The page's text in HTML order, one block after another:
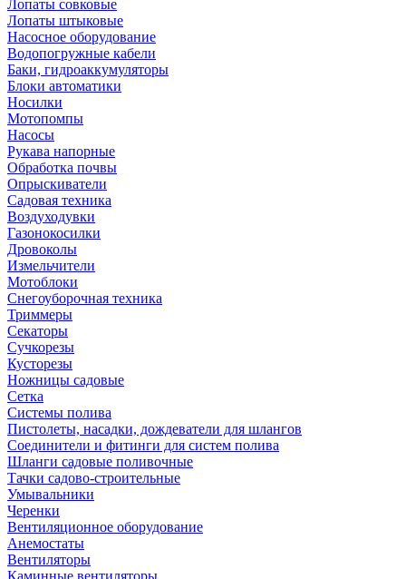
Лопаты совковые
Лопаты штыковые
Насосное оборудование
Водопогружные кабели
Баки, гидроаккумуляторы
Блоки автоматики
Носилки
Мотопомпы
Насосы
Рукава напорные
Обработка почвы
Опрыскиватели
Садовая техника
Воздуходувки
Газонокосилки
Дровоколы
Измельчители
Мотоблоки
Снегоуборочная техника
Триммеры
Секаторы
Сучкорезы
Кусторезы
Ножницы садовые
Сетка
Системы полива
Пистолеты, насадки, дождеватели для шлангов
Соединители и фитинги для систем полива
Шланги садовые поливочные
Тачки садово-строительные
Умывальники
Черенки
Вентиляционное оборудование
Анемостаты
Вентиляторы
Каминные вентиляторы